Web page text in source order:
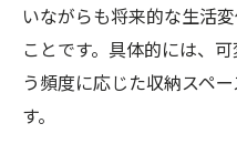
いながらも将来的な生活
ことです。具体的には、
う頻度に応じた収納スペ
す。